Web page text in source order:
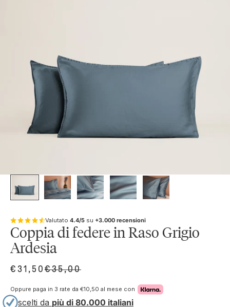
Valutato 4.4/5 su +3.000 recensioni
Coppia di federe in Raso Grigio
Ardesia
PREZZO SCONTATO
€31,50 PREZZO
€35,00
Oppure paga in 3 rate da €10,50 al mese con
scelti da più di 80.000 italiani